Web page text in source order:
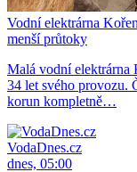
Vodní elektrárna
menší průtoky
Malá vodní elektrárna
34 let svého provozu.
korun kompletně…
VodaDnes.cz
dnes, 05:00